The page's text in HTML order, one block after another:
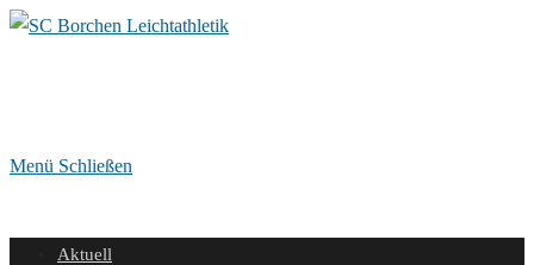
Zum
Menü Schließen
Aktuell